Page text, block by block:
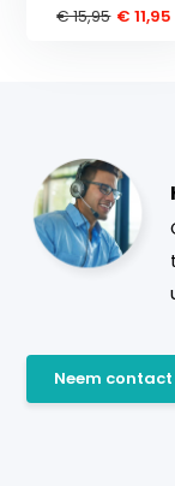
€ 15,95 € 11,95
Neem